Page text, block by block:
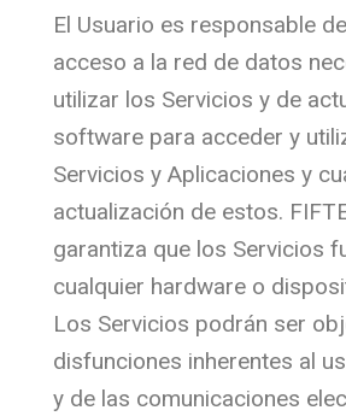
El Usuario es responsable
acceso a la red de datos
utilizar los Servicios y de
software para acceder y
Servicios y Aplicaciones y
actualización de estos.
garantiza que los Servicios
cualquier hardware o
Los Servicios podrán ser
disfunciones inherentes al
y de las comunicaciones